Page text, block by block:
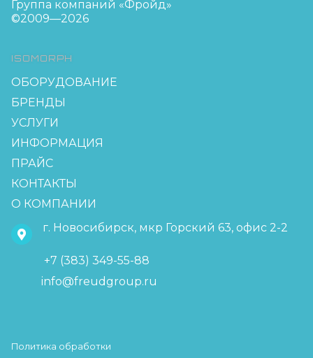
Группа компаний «Фройд»
©2009—2026
ISOMORPH
ОБОРУДОВАНИЕ
БРЕНДЫ
УСЛУГИ
ИНФОРМАЦИЯ
ПРАЙС
КОНТАКТЫ
О КОМПАНИИ
г. Новосибирск, мкр Горский 63, офис 2-2
+7 (383) 349-55-88
info@freudgroup.ru
Политика обработки